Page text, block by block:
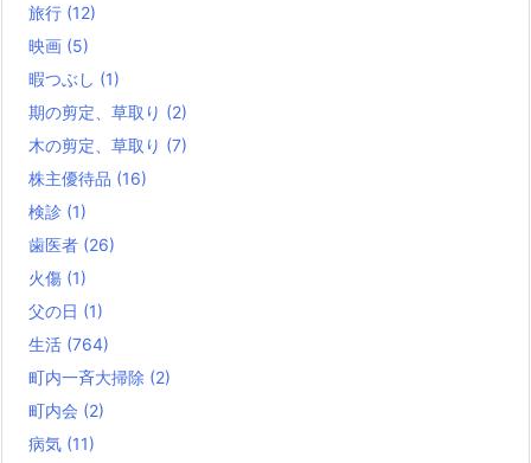
旅行 (12)
映画 (5)
暇つぶし (1)
期の剪定、草取り (2)
木の剪定、草取り (7)
株主優待品 (16)
検診 (1)
歯医者 (26)
火傷 (1)
父の日 (1)
生活 (764)
町内一斉大掃除 (2)
町内会 (2)
病気 (11)